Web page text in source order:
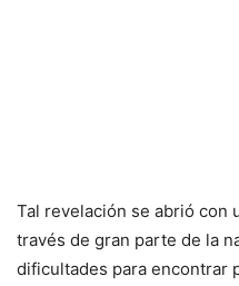
Tal revelación se abrió con
través de gran parte de la
dificultades para encontrar